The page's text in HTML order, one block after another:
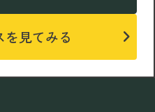
を見てみる